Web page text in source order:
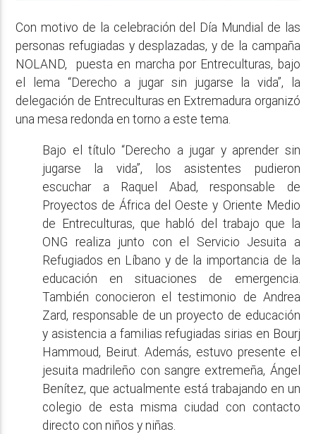
Con motivo de la celebración del Día Mundial de las
personas refugiadas y desplazadas, y de la campaña
NOLAND, puesta en marcha por Entreculturas, bajo
el lema “Derecho a jugar sin jugarse la vida”, la
delegación de Entreculturas en Extremadura organizó
una mesa redonda en torno a este tema.
Bajo el título “Derecho a jugar y aprender sin
jugarse la vida”, los asistentes pudieron
escuchar a Raquel Abad, responsable de
Proyectos de África del Oeste y Oriente Medio
de Entreculturas, que habló del trabajo que la
ONG realiza junto con el Servicio Jesuita a
Refugiados en Líbano y de la importancia de la
educación en situaciones de emergencia.
También conocieron el testimonio de Andrea
Zard, responsable de un proyecto de educación
y asistencia a familias refugiadas sirias en Bourj
Hammoud, Beirut. Además, estuvo presente el
jesuita madrileño con sangre extremeña, Ángel
Benítez, que actualmente está trabajando en un
colegio de esta misma ciudad con contacto
directo con niños y niñas.